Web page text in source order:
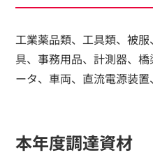
工業薬品類、工具類、被
具、事務用品、計測器、
ータ、車両、直流電源装
本年度調達資材